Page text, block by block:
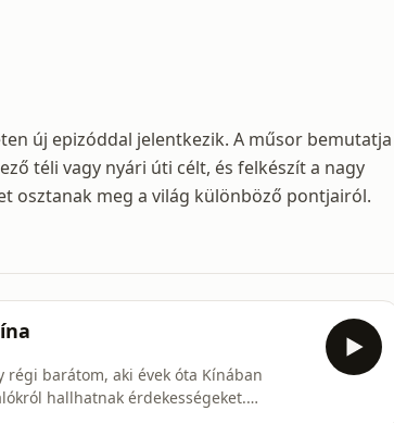
új epizóddal jelentkezik. A műsor bemutatja
téli vagy nyári úti célt, és felkészít a nagy
osztanak meg a világ különböző pontjairól.
régi barátom, aki évek óta Kínában
hallhatnak érdekességeket.